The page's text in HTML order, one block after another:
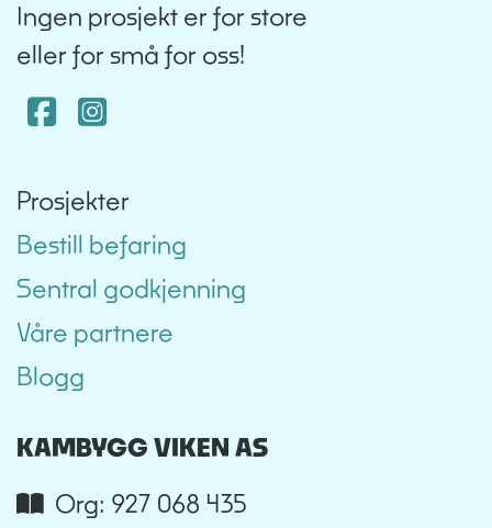
Ingen prosjekt er for store
eller for små for oss!
Facebook
Instagram
Prosjekter
Bestill befaring
Sentral godkjenning
Våre partnere
Blogg
KAMBYGG VIKEN AS
Org: 927 068 435